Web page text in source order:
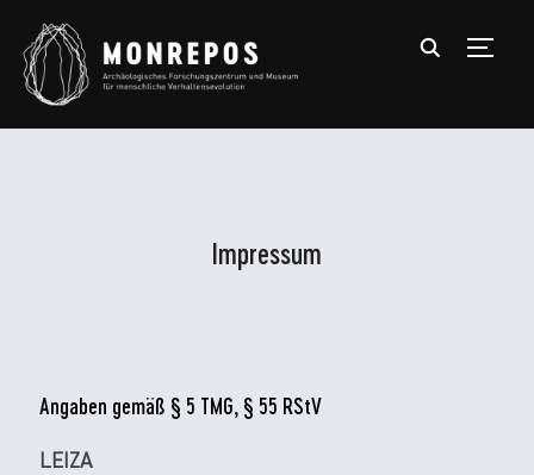
Impressum
Angaben gemäß § 5 TMG, § 55 RStV
LEIZA